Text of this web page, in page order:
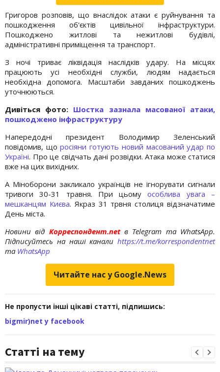
Григоров розповів, що внаслідок атаки є руйнування та
пошкодження об'єктів цивільної інфраструктури.
Пошкоджено житлові та нежитлові будівлі,
адміністративні приміщення та транспорт.
З ночі триває ліквідація наслідків удару. На місцях
працюють усі необхідні служби, людям надається
необхідна допомога. Масштаби завданих пошкоджень
уточнюються.
Дивіться фото: Шостка зазнала масованої атаки,
пошкоджено інфраструктуру
Напередодні президент Володимир Зеленський
повідомив, щоросіяни готують новий масований удар по
Україні. Про це свідчать дані розвідки. Атака може статися
вже на цих вихідних.
А Міноборони закликало українців не ігнорувати сигнали
тривоги 30-31 травня. При цьомуособлива увага –
мешканцям Києва. Якраз 31 трвня столиця відзначатиме
День міста.
Новини від Корреспондент.netв Telegram та WhatsApp.
Підписуйтесь на наші канали https://t.me/korrespondentnet
та WhatsApp
Читайте нас у Google.News
Не пропусти інші цікаві статті, підпишись:
bigmir)net у facebook
Статті на тему